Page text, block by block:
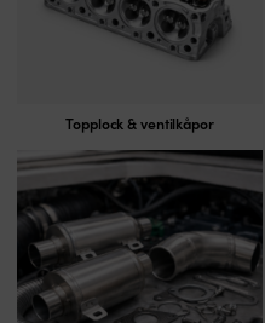
Topplock & ventilkåpor